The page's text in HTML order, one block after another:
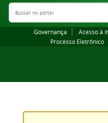
Buscar no portal
Governança Acesso à
Processo Eletrônico